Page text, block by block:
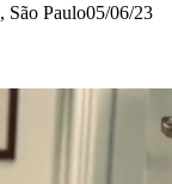
, São Paulo05/06/23